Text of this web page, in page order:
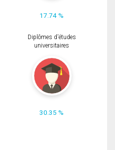
17.74 %
Diplômes d'études
universitaires
30.35 %